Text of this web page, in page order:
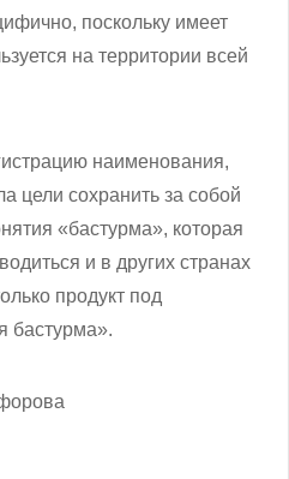
поскольку имеет
на территории всей
наименования,
цели сохранить за собой
«бастурма», которая
и в других странах
продукт под
бастурма».